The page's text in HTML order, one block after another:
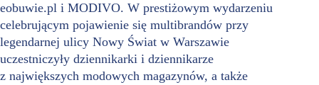
eobuwie.pl i MODIVO. W prestiżowym wydarzeniu
celebrującym pojawienie się multibrandów przy
legendarnej ulicy Nowy Świat w Warszawie
uczestniczyły dziennikarki i dziennikarze
z największych modowych magazynów, a także